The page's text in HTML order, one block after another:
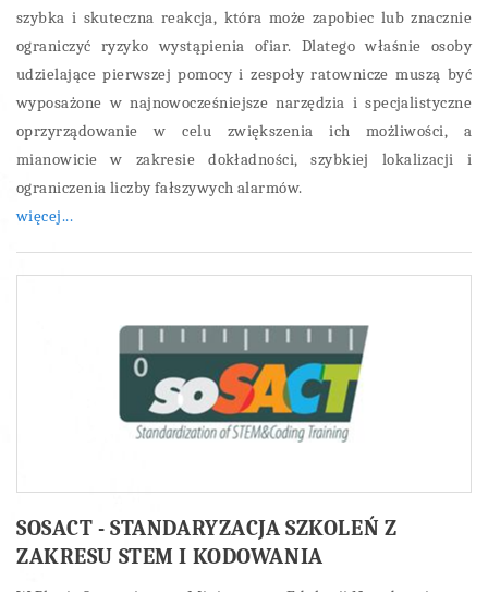
szybka i skuteczna reakcja, która może zapobiec lub znacznie
ograniczyć ryzyko wystąpienia ofiar. Dlatego właśnie osoby
udzielające pierwszej pomocy i zespoły ratownicze muszą być
wyposażone w najnowocześniejsze narzędzia i specjalistyczne
oprzyrządowanie w celu zwiększenia ich możliwości, a
mianowicie w zakresie dokładności, szybkiej lokalizacji i
ograniczenia liczby fałszywych alarmów.
więcej...
SOSACT - STANDARYZACJA SZKOLEŃ Z
ZAKRESU STEM I KODOWANIA